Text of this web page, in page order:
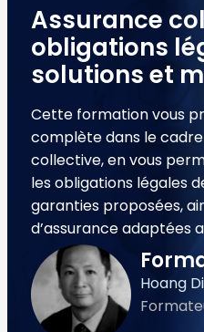
Assurance
obligations
solutions et
Cette formation vous
complète dans le cadre
collective, en vous
les obligations légales
garanties proposées,
d’assurance adaptées
Hoang